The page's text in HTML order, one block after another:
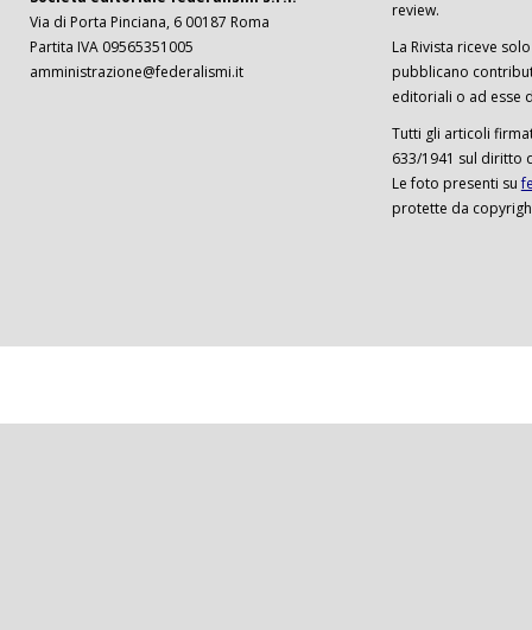
Via di Porta Pinciana, 6 00187 Roma
Partita IVA 09565351005
amministrazione@federalismi.it
review.
La Rivista riceve
pubblicano
editoriali o ad esse
Tutti gli articoli
633/1941 sul diritto
Le foto presenti su
protette da